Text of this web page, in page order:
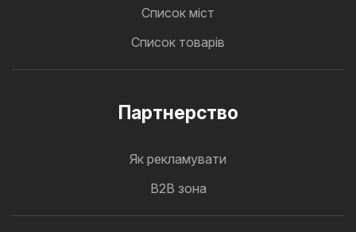
Cписок міст
Список товарів
Партнерство
Як рекламувати
B2B зона